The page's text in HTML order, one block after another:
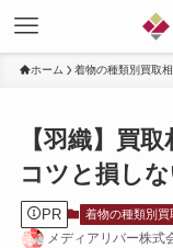
ホーム 着物の種類別買取
【羽織】買
コツと損し
PR 着物の種類別買
メディアリバー株式